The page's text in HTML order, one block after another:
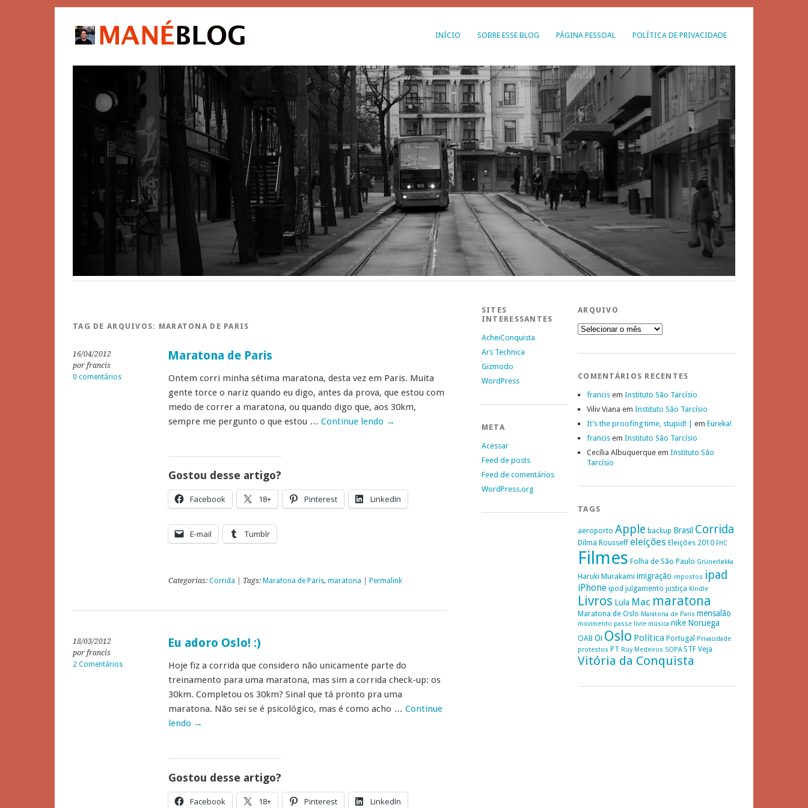
INÍCIO SOBRE ESSE BLOG PÁGINA PESSOAL POLÍTICA DE PRIVACIDADE
TAG DE ARQUIVOS: MARATONA DE PARIS
16/04/2012
por francis
0 comentários
Maratona de Paris
Ontem corri minha sétima maratona, desta vez em Paris. Muita
gente torce o nariz quando eu digo, antes da prova, que estou com
medo de correr a maratona, ou quando digo que, aos 30km,
sempre me pergunto o que estou … Continue lendo →
Gostou desse artigo?
Facebook 18+ Pinterest LinkedIn
E-mail Tumblr
Categorias: Corrida | Tags: Maratona de Paris, maratona Permalink
18/03/2012
por francis
2 Comentários
Eu adoro Oslo! :)
Hoje fiz a corrida que considero não unicamente parte do
treinamento para uma maratona, mas sim a corrida check-up: os
30km. Completou os 30km? Sinal que tá pronto pra uma
maratona. Não sei se é psicológico, mas é como acho … Continue
lendo →
Gostou desse artigo?
Facebook 18+ Pinterest LinkedIn
SITES
INTERESSANTES
AcheiConquista
Ars Technica
Gizmodo
WordPress
META
Acessar
Feed de posts
Feed de comentários
WordPress.org
ARQUIVO
Arquivo
COMENTÁRIOS RECENTES
francis em Instituto São Tarcísio
Viliv Viana em Instituto São Tarcísio
It’s the proofing time, stupid! |
em Eureka!
francis em Instituto São Tarcísio
Cecília Albuquerque em Instituto São
Tarcísio
TAGS
aeroporto Apple backup Brasil Corrida
Dilma Rousseff eleições Eleições 2010 FHC
Filmes Folha de São Paulo Grünerløkka
Haruki Murakami imigração impostos ipad
iPhone ipod julgamento justiça Kindle
Livros Lula Mac maratona
Maratona de Oslo Maratona de Paris mensalão
movimento passe livre música nike Noruega
OAB Oi Oslo Política Portugal
Privacidade
protestos PT Ruy Medeiros SOPA STF Veja
Vitória da Conquista